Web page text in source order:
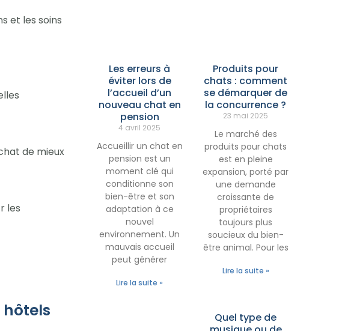
et les soins
de mieux
les
Les erreurs à
éviter lors de
l’accueil d’un
nouveau chat en
pension
4 avril 2025
Accueillir un chat en
pension est un
moment clé qui
conditionne son
bien-être et son
adaptation à ce
nouvel
environnement. Un
mauvais accueil
peut générer
Lire la suite »
Produits pour
chats : comment
se démarquer de
la concurrence ?
23 mai 2025
Le marché des
produits pour chats
est en pleine
expansion, porté par
une demande
croissante de
propriétaires
toujours plus
soucieux du bien-
être animal. Pour les
Lire la suite »
Quel type de